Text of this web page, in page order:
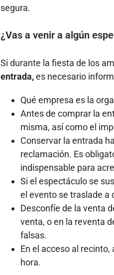
segura.
¿Vas a venir a algún
Si durante la fiesta de los
entrada,es necesario
Qué empresa es la
Antes de comprar la
misma, así como el
Conservar la entrada
reclamación. Es
indispensable para
Si el espectáculo se
el evento se traslade a
Desconfíe de la venta
venta, o en la reventa
falsas.
En el acceso al
hora.